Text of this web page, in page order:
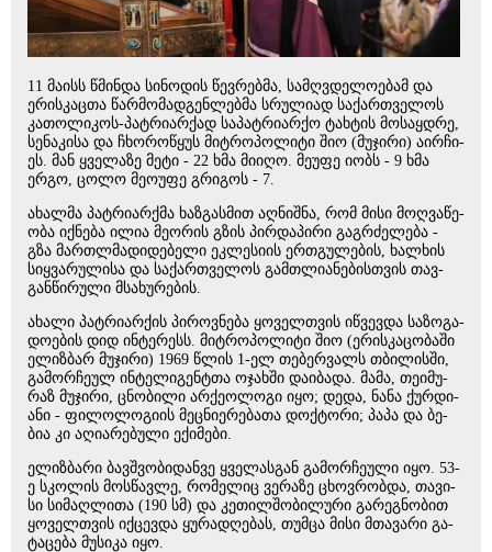
11 მაისს წმინ­და სი­ნო­დის წევ­რებ­მა, სამ­ღვდე­ლო­ე­ბამ და
ერის­კაც­თა წარ­მო­მად­გენ­ლებ­მა სრუ­ლი­ად სა­ქარ­თვე­ლოს
კა­თო­ლი­კოს-პატ­რი­არ­ქად სა­პატ­რი­არ­ქო ტახ­ტის მო­საყ­დრე,
სე­ნა­კი­სა და ჩხო­რო­წყუს მიტ­რო­პო­ლი­ტი შიო (მუ­ჯი­რი) აირ­ჩი­
ეს. მან ყველაზე მეტი - 22 ხმა მიიღო. მეუფე იობს - 9 ხმა
ერგო, ცოლო მეოუფე გრიგოს - 7.
ახალ­მა პატ­რი­არ­ქმა ხაზ­გას­მით აღ­ნიშ­ნა, რომ მისი მოღ­ვა­წე­
ო­ბა იქ­ნე­ბა ილია მე­ო­რის გზის პირ­და­პი­რი გაგ­რძე­ლე­ბა -
გზა მარ­თლმა­დი­დე­ბე­ლი ეკ­ლე­სი­ის ერ­თგუ­ლე­ბის, ხალ­ხის
სიყ­ვა­რუ­ლი­სა და სა­ქარ­თვე­ლოს გამ­თლი­ა­ნე­ბის­თვის თავ­
გან­წი­რუ­ლი მსა­ხუ­რე­ბის.
ახა­ლი პატ­რი­არ­ქის პი­როვ­ნე­ბა ყო­ველ­თვის იწ­ვევ­და სა­ზო­გა­
დო­ე­ბის დიდ ინ­ტე­რესს. მიტ­რო­პო­ლი­ტი შიო (ერის­კა­ცო­ბა­ში
ელიზ­ბარ მუ­ჯი­რი) 1969 წლის 1-ელ თე­ბერ­ვალს თბი­ლის­ში,
გა­მორ­ჩე­ულ ინ­ტე­ლი­გენ­ტთა ოჯახ­ში და­ი­ბა­და. მამა, თე­ი­მუ­
რაზ მუ­ჯი­რი, ცნო­ბი­ლი არ­ქე­ო­ლო­გი იყო; დედა, ნანა ქურ­დი­
ა­ნი - ფი­ლო­ლო­გი­ის მეც­ნი­ე­რე­ბა­თა დოქ­ტო­რი; პაპა და ბე­
ბია კი აღი­ა­რე­ბუ­ლი ექი­მე­ბი.
ელიზ­ბა­რი ბავ­შვო­ბი­დან­ვე ყვე­ლას­გან გა­მორ­ჩე­უ­ლი იყო. 53-
ე სკო­ლის მოს­წავ­ლე, რო­მე­ლიც ვე­რა­ზე ცხოვ­რობ­და, თა­ვი­
სი სი­მაღ­ლი­თა (190 სმ) და კე­თილ­შო­ბი­ლუ­რი გა­რეგ­ნო­ბით
ყო­ველ­თვის იქ­ცევ­და ყუ­რა­დღე­ბას, თუმ­ცა მისი მთა­ვა­რი გა­
ტა­ცე­ბა მუ­სი­კა იყო.